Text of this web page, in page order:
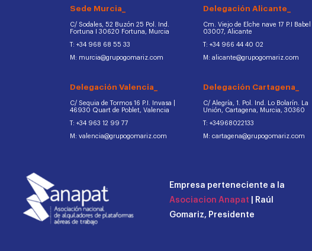
Sede Murcia_
C/ Sodales, 52 Buzón 25 Pol. Ind.
Fortuna I 30620 Fortuna, Murcia
T: +34 968 68 55 33
M: murcia@grupogomariz.com
Delegación Valencia_
C/ Sequia de Tormos 16 P.I. Invasa |
46930 Quart de Poblet, Valencia
T: +34 963 12 99 77
M: valencia@grupogomariz.com
Delegación Alicante_
Cm. Viejo de Elche nave 17 P.I Babel |
03007, Alicante
T: +34 966 44 40 02
M: alicante@grupogomariz.com
Delegación Cartagena_
C/ Alegría, 1. Pol. Ind. Lo Bolarín. La
Unión, Cartagena, Murcia, 30360
T: +34968022133
M: cartagena@grupogomariz.com
Empresa perteneciente a la
Asociacion Anapat | Raúl
Gomariz, Presidente